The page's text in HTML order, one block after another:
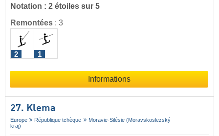
Notation : 2 étoiles sur 5
Remontées : 3
2 1
Informations
27. Klema
Europe République tchèque
Moravie-Silésie (Moravskoslezský
kraj)